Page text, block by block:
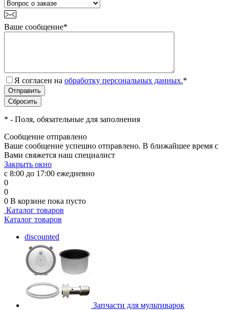
Ваше сообщение*
Я согласен на обработку персональных данных.*
* - Поля, обязательные для заполнения
Сообщение отправлено
Ваше сообщение успешно отправлено. В ближайшее время с
Вами свяжется наш специалист
Закрыть окно
с 8:00 до 17:00 ежедневно
0
0
0 В корзине пока пусто
Каталог товаров
Каталог товаров
discounted
Запчасти для мультиварок